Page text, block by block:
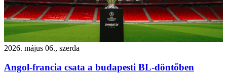
2026. május 06., szerda
Angol-francia csata a budapesti BL-döntőben